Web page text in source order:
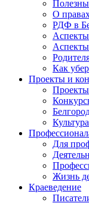
О
РДФ в
Аспекты
Как
Проекты и
Проекты
Для
Жизнь
Краеведение